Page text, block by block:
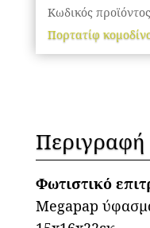
Κωδικός
Πορτατίφ
Περιγραφή
Φωτιστικό
Megapap